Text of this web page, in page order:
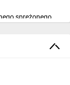
sprężonego
trzpieniu